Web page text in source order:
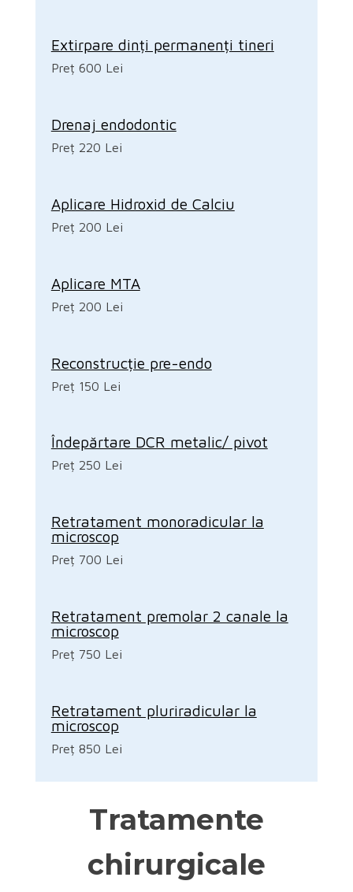
Extirpare dinți permanenți tineri
Preț 600 Lei
Drenaj endodontic
Preț 220 Lei
Aplicare Hidroxid de Calciu
Preț 200 Lei
Aplicare MTA
Preț 200 Lei
Reconstrucție pre-endo
Preț 150 Lei
Îndepărtare DCR metalic/ pivot
Preț 250 Lei
Retratament monoradicular la
microscop
Preț 700 Lei
Retratament premolar 2 canale la
microscop
Preț 750 Lei
Retratament pluriradicular la
microscop
Preț 850 Lei
Tratamente
chirurgicale